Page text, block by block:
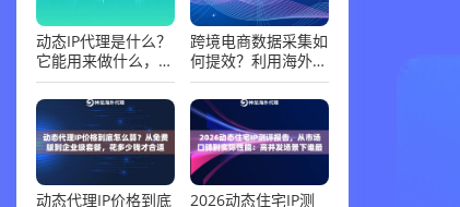
动态IP代理是什么？
它能用来做什么，优
势在哪？
跨境电商数据采集如
何提效？利用海外代
理IP精准获取全球竞
品信息
动态代理IP价格到底
2026动态住宅IP测